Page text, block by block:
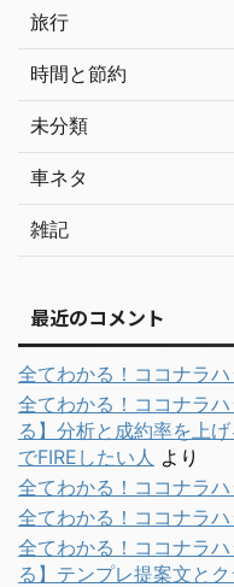
旅行
時間と節約
未分類
車ネタ
雑記
最近のコメント
全てわかる！ココナラハ
全てわかる！ココナラハ
る】分析と成約率を上
でFIREしたい人 より
全てわかる！ココナラハ
全てわかる！ココナラハ
全てわかる！ココナラハ
る】テンプレ提案文と